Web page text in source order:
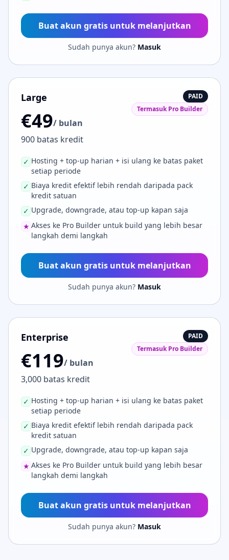
Buat akun gratis untuk melanjutkan
Sudah punya akun? Masuk
Large
€49/ bulan
900 batas kredit
PAID
Termasuk Pro Builder
✓ Hosting + top-up harian + isi ulang ke batas paket
setiap periode
✓ Biaya kredit efektif lebih rendah daripada pack
kredit satuan
✓ Upgrade, downgrade, atau top-up kapan saja
★ Akses ke Pro Builder untuk build yang lebih besar
langkah demi langkah
Buat akun gratis untuk melanjutkan
Sudah punya akun? Masuk
Enterprise
€119/ bulan
3,000 batas kredit
PAID
Termasuk Pro Builder
✓ Hosting + top-up harian + isi ulang ke batas paket
setiap periode
✓ Biaya kredit efektif lebih rendah daripada pack
kredit satuan
✓ Upgrade, downgrade, atau top-up kapan saja
★ Akses ke Pro Builder untuk build yang lebih besar
langkah demi langkah
Buat akun gratis untuk melanjutkan
Sudah punya akun? Masuk